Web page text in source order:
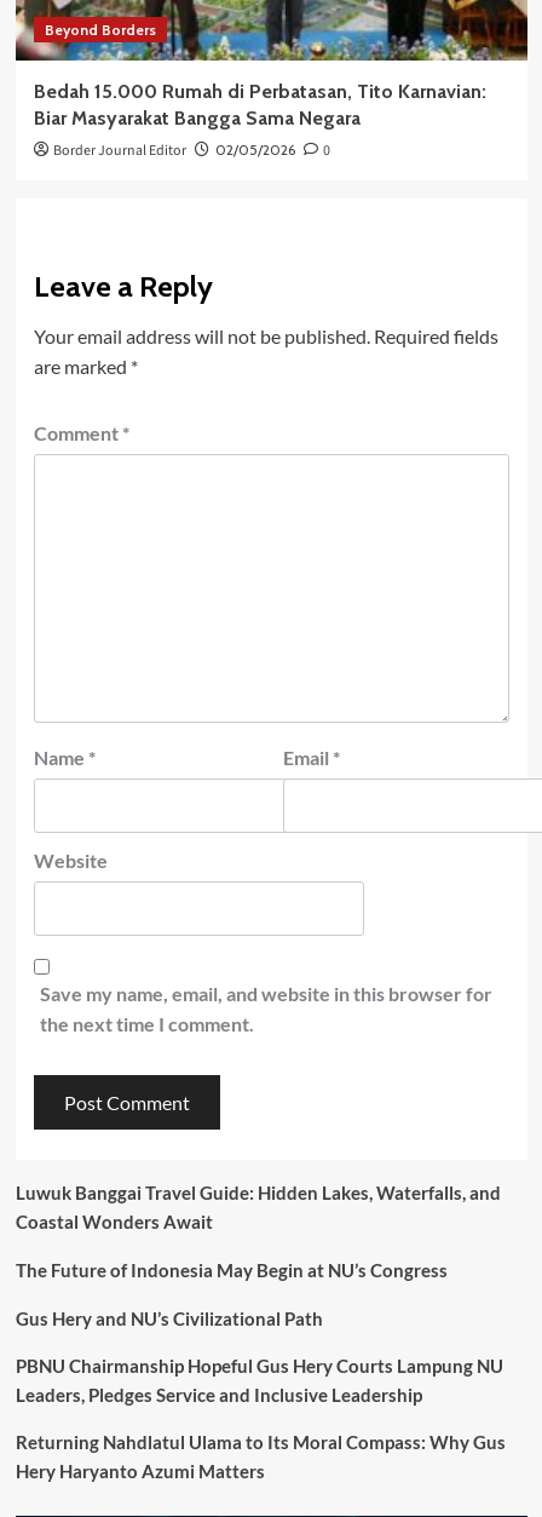
Beyond Borders
Bedah 15.000 Rumah di Perbatasan, Tito Karnavian:
Biar Masyarakat Bangga Sama Negara
Border Journal Editor 02/05/2026 0
Leave a Reply
Your email address will not be published. Required fields
are marked *
Comment *
Name * Email *
Website
Save my name, email, and website in this browser for
the next time I comment.
Luwuk Banggai Travel Guide: Hidden Lakes, Waterfalls, and
Coastal Wonders Await
The Future of Indonesia May Begin at NU’s Congress
Gus Hery and NU’s Civilizational Path
PBNU Chairmanship Hopeful Gus Hery Courts Lampung NU
Leaders, Pledges Service and Inclusive Leadership
Returning Nahdlatul Ulama to Its Moral Compass: Why Gus
Hery Haryanto Azumi Matters